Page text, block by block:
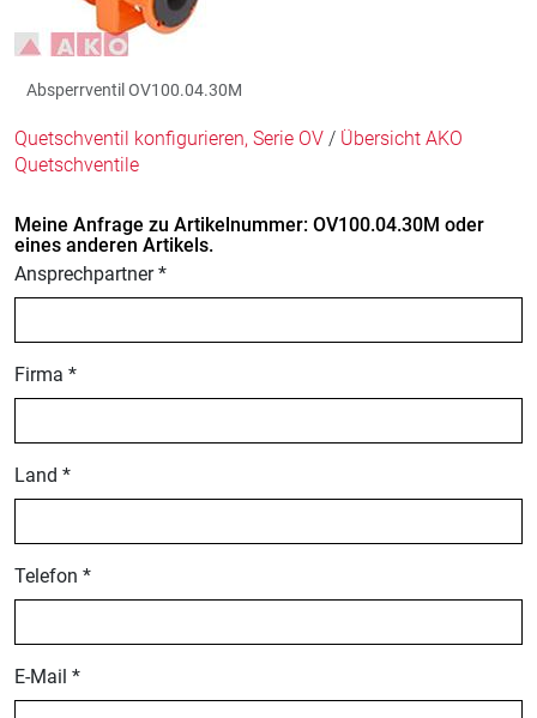
Absperrventil OV100.04.30M
Quetschventil konfigurieren, Serie OV / Übersicht AKO
Quetschventile
Meine Anfrage zu Artikelnummer: OV100.04.30M oder
eines anderen Artikels.
Ansprechpartner *
Firma *
Land *
Telefon *
E-Mail *